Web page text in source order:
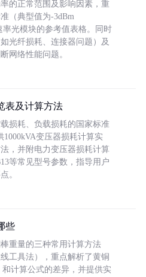
的正常范围及影响因素，重
（典型值为-3dBm
率光模块的参考值表格。同时
光纤损耗、连接器问题）及
网络性能问题。
表及计算方法
损耗、负载损耗的国家标准
1000kVA变压器损耗计算实
，并附电力变压器损耗计算
等常见型号参数，指导用户
。
些
重量的三种常用计算方法
工具法），重点解析了黄铜
和计算公式的差异，并提供实